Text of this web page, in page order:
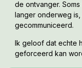
de ontvanger.
langer onderweg
gecommuniceerd.
Ik geloof dat echte
geforceerd kan